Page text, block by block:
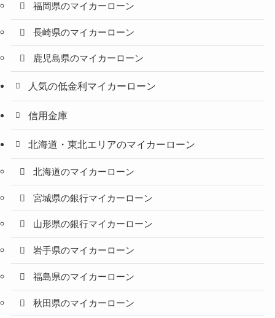
福岡県のマイカーローン
長崎県のマイカーローン
鹿児島県のマイカーローン
人気の低金利マイカーローン
信用金庫
北海道・東北エリアのマイカーローン
北海道のマイカーローン
宮城県の銀行マイカーローン
山形県の銀行マイカーローン
岩手県のマイカーローン
福島県のマイカーローン
秋田県のマイカーローン